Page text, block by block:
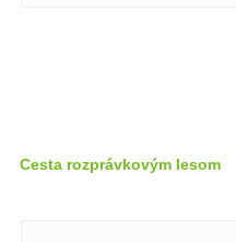
Cesta rozprávkovým lesom